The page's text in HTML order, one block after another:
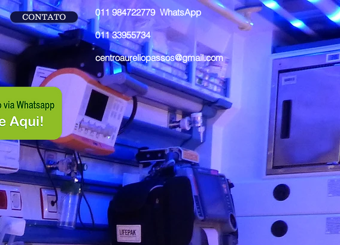
011 984722779 WhatsApp
011 33955734
centroaureliopassos@gmail.com
CONTATO